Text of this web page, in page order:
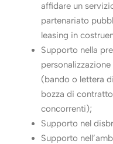
affidare un
partenariato
leasing in
Supporto nella
(bando o lettera
bozza di
concorrenti);
Supporto nel
Supporto